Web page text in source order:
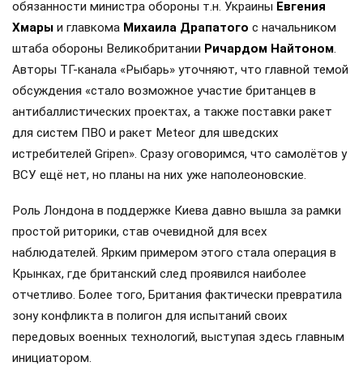
обязанности министра обороны т.н. Украины Евгения
Хмары и главкома Михаила Драпатого с начальником
штаба обороны Великобритании Ричардом Найтоном.
Авторы ТГ-канала «Рыбарь» уточняют, что главной темой
обсуждения «стало возможное участие британцев в
антибаллистических проектах, а также поставки ракет
для систем ПВО и ракет Meteor для шведских
истребителей Gripen». Сразу оговоримся, что самолётов у
ВСУ ещё нет, но планы на них уже наполеоновские.
Роль Лондона в поддержке Киева давно вышла за рамки
простой риторики, став очевидной для всех
наблюдателей. Ярким примером этого стала операция в
Крынках, где британский след проявился наиболее
отчетливо. Более того, Британия фактически превратила
зону конфликта в полигон для испытаний своих
передовых военных технологий, выступая здесь главным
инициатором.